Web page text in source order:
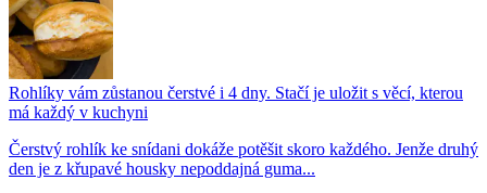
Rohlíky vám zůstanou čerstvé i 4 dny. Stačí je uložit s věcí, kterou
má každý v kuchyni
Čerstvý rohlík ke snídani dokáže potěšit skoro každého. Jenže druhý
den je z křupavé housky nepoddajná guma...